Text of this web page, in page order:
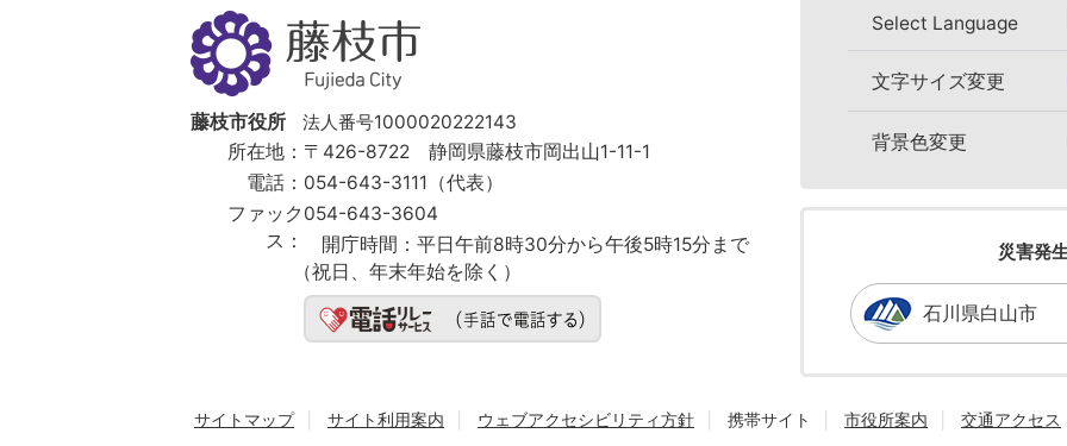
藤
枝
市
Fujieda
City
藤枝市役所
法人番号1000020222143
所在地： 〒426-8722 静岡県藤枝市岡出山1-11-1
電話： 054-643-3111（代表）
ファック
ス：
054-643-3604
開庁時間： 平日午前8時30分から午後5時15分まで
（祝日、年末年始を除く）
Select Language
文字サイズ変更
背景色変更
災害発
石川県白山市
サイトマップ サイト利用案内 ウェブアクセシビリティ方針 携帯サイト 市役所案内 交通アクセス